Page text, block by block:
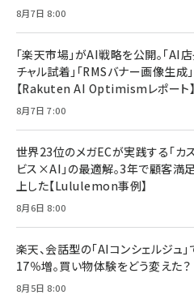
8月7日 8:00
「楽天市場」がAI戦略を公開。「AI店
チャル試着」「RMSバナー画像生成
【Rakuten AI Optimismレポート】
8月7日 7:00
世界23位のメガECが実践する「カ
ビス×AI」の最適解。3年で顧客満
上した【Lululemon事例】
8月6日 8:00
楽天、会話型の「AIコンシェルジュ
17％増。買い物体験をどう変えた？
8月5日 8:00